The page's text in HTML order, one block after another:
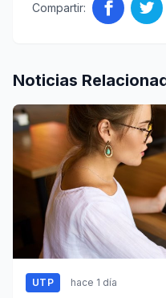
Compartir:
Noticias
UTP hace 1 día